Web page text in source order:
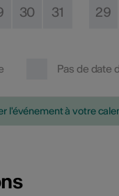
30 31 29
Pas de date
l'événement à votre